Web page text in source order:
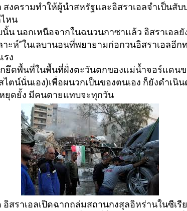
สงครามทำให้ผู้นำสหรัฐและอิสราเอลจำเป็นสับ
หน
น นอกเหนือจากในฉนวนกาซาแล้ว อิสราเอลยั
าะห์”ในเลบานอนที่พยายามก่อกวนอิสราเอลอีก
รง
ยึดพื้นที่ในพื้นที่ฝั่งตะวันตกของแม่น้ำจอร์แดนข
ไตน์นั่นเอง)เพื่อผนวกเป็นของตนเอง ก็ยังดำเนิน
ยุดยั้ง มีคนตายแทบจะทุกวัน
สราเอลเปิดฉากถล่มสถานกงสุลอิหร่านในซีเรี